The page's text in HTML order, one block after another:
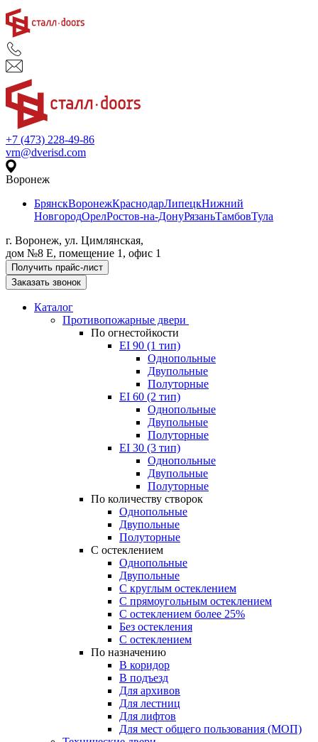
+7 (473) 228-49-86
vrn@dverisd.com
Воронеж
БрянскВоронежКраснодарЛипецкНижний
НовгородОрелРостов-на-ДонуРязаньТамбовТула
г. Воронеж, ул. Цимлянская,
дом №8 Е, помещение 1, офис 1
Получить прайс-лист
Заказать звонок
Каталог
Противопожарные двери
По огнестойкости
EI 90 (1 тип)
Однопольные
Двупольные
Полуторные
EI 60 (2 тип)
Однопольные
Двупольные
Полуторные
EI 30 (3 тип)
Однопольные
Двупольные
Полуторные
По количеству створок
Однопольные
Двупольные
Полуторные
С остеклением
Однопольные
Двупольные
С круглым остеклением
С прямоугольным остеклением
С остеклением более 25%
Без остекления
С остеклением
По назначению
В коридор
В подъезд
Для архивов
Для лестниц
Для лифтов
Для мест общего пользования (МОП)